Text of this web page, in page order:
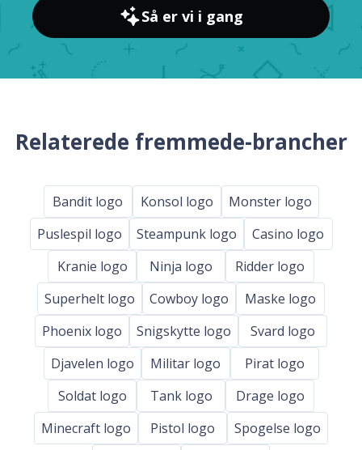
Så er vi i gang
Relaterede fremmede-brancher
Bandit logo Konsol logo
Monster logo
Puslespil logo
Steampunk logo
Casino logo
Kranie logo
Ninja logo
Ridder logo
Superhelt logo
Cowboy logo
Maske logo
Phoenix logo
Snigskytte logo
Svard logo
Djavelen logo
Militar logo
Pirat logo
Soldat logo
Tank logo
Drage logo
Minecraft logo
Pistol logo
Spogelse logo